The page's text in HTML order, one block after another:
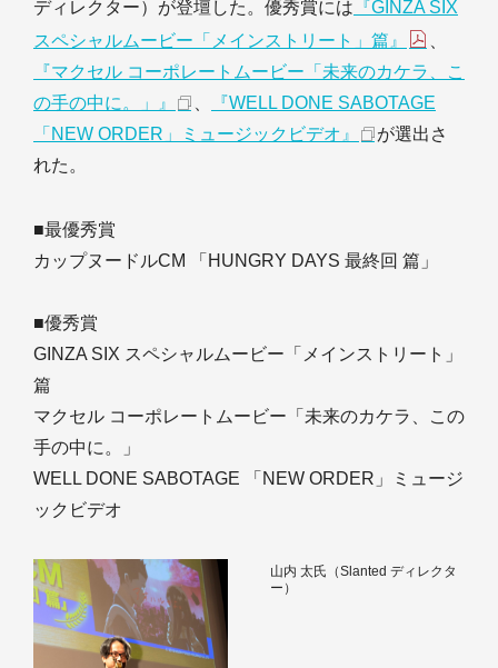
ディレクター）が登壇した。優秀賞には 『GINZA SIX
スペシャルムービー「メインストリート」篇』
『マクセル コーポレートムービー「未来のカケラ、こ
の手の中に。」』
『WELL DONE SABOTAGE
「NEW ORDER」ミュージックビデオ』
が選出さ
れた。
■最優秀賞
カップヌードルCM 「HUNGRY DAYS 最終回 篇」
■優秀賞
GINZA SIX スペシャルムービー「メインストリート」
篇
マクセル コーポレートムービー「未来のカケラ、この
手の中に。」
WELL DONE SABOTAGE 「NEW ORDER」ミュージ
ックビデオ
山内 太氏（Slanted ディレクタ
ー）